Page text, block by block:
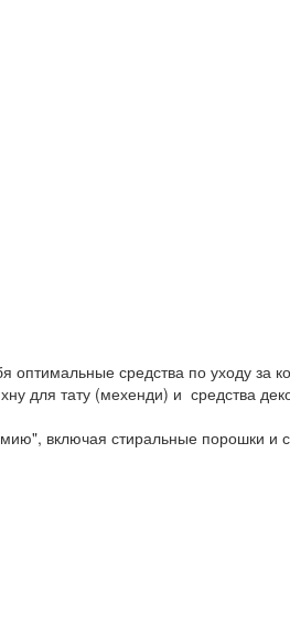
средства по уходу за
для тату (мехенди) и средства
включая стиральные порошки и